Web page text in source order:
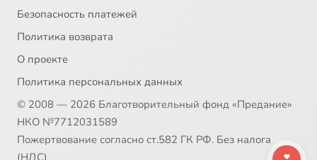
Безопасность платежей
Политика возврата
О проекте
Политика персональных данных
© 2008 — 2026 Благотворительный фонд «Предание»
НКО №7712031589
Пожертвование согласно ст.582 ГК РФ. Без налога